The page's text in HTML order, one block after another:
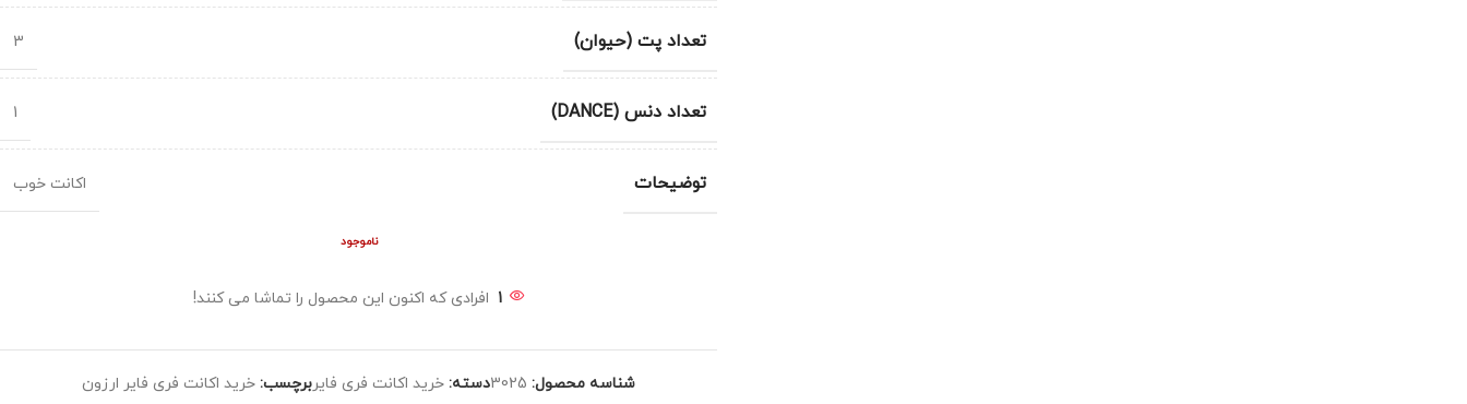
تعداد پت (حیوان) 3
تعداد دنس (DANCE) 1
توضیحات اکانت خوب
ناموجود
1 افرادی که اکنون این محصول را تماشا می کنند!
شناسه محصول: 3025دسته: خرید اکانت فری فایربرچسب: خرید اکانت فری فایر ارزون